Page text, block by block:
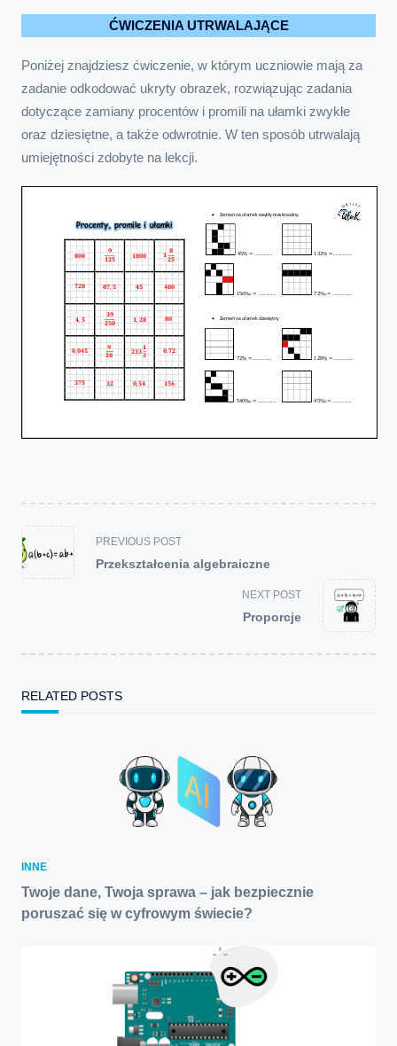
ĆWICZENIA UTRWALAJĄCE
Poniżej znajdziesz ćwiczenie, w którym uczniowie mają za
zadanie odkodować ukryty obrazek, rozwiązując zadania
dotyczące zamiany procentów i promili na ułamki zwykłe
oraz dziesiętne, a także odwrotnie. W ten sposób utrwalają
umiejętności zdobyte na lekcji.
<span
class="nav-
subtitle
PREVIOUS POST
Przekształcenia algebraiczne
NEXT POST
Proporcje
RELATED POSTS
INNE
Twoje dane, Twoja sprawa – jak bezpiecznie
poruszać się w cyfrowym świecie?